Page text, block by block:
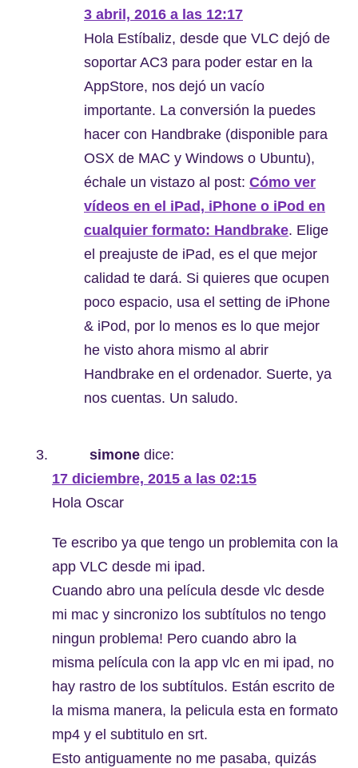
3 abril, 2016 a las 12:17
Hola Estíbaliz, desde que VLC dejó de
soportar AC3 para poder estar en la
AppStore, nos dejó un vacío
importante. La conversión la puedes
hacer con Handbrake (disponible para
OSX de MAC y Windows o Ubuntu),
échale un vistazo al post: Cómo ver
vídeos en el iPad, iPhone o iPod en
cualquier formato: Handbrake. Elige
el preajuste de iPad, es el que mejor
calidad te dará. Si quieres que ocupen
poco espacio, usa el setting de iPhone
& iPod, por lo menos es lo que mejor
he visto ahora mismo al abrir
Handbrake en el ordenador. Suerte, ya
nos cuentas. Un saludo.
simone dice:
17 diciembre, 2015 a las 02:15
Hola Oscar
Te escribo ya que tengo un problemita con la
app VLC desde mi ipad.
Cuando abro una película desde vlc desde
mi mac y sincronizo los subtítulos no tengo
ningun problema! Pero cuando abro la
misma película con la app vlc en mi ipad, no
hay rastro de los subtítulos. Están escrito de
la misma manera, la pelicula esta en formato
mp4 y el subtitulo en srt.
Esto antiguamente no me pasaba, quizás